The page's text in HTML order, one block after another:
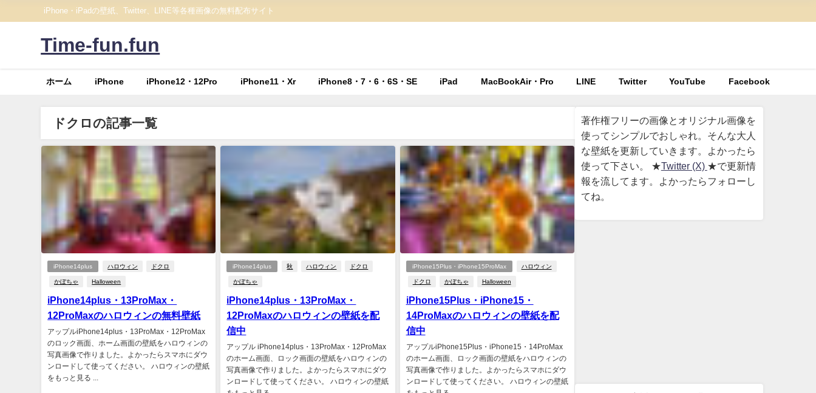
iPhone・iPadの壁紙、Twitter、LINE等各種画像の無料配布サイト
Time-fun.fun
ホーム iPhone iPhone12・12Pro iPhone11・Xr iPhone8・7・6・6S・SE iPad MacBookAir・Pro LINE Twitter YouTube Facebook
ドクロの記事一覧
iPhone14plus ハロウィン ドクロ
かぼちゃ Halloween
iPhone14plus・13ProMax・
12ProMaxのハロウィンの無料壁紙
アップルiPhone14plus・13ProMax・12ProMax
のロック画面、ホーム画面の壁紙をハロウィンの
写真画像で作りました。よかったらスマホにダウ
ンロードして使ってください。 ハロウィンの壁紙
をもっと見る ...
iPhone14plus 秋 ハロウィン ドクロ
かぼちゃ
iPhone14plus・13ProMax・
12ProMaxのハロウィンの壁紙を配
信中
アップル iPhone14plus・13ProMax・12ProMax
のホーム画面、ロック画面の壁紙をハロウィンの
写真画像で作りました。よかったらスマホにダウ
ンロードして使ってください。 ハロウィンの壁紙
iPhone15Plus・iPhone15ProMax ハロウィン
ドクロ かぼちゃ Halloween
iPhone15Plus・iPhone15・
14ProMaxのハロウィンの壁紙を配
信中
アップルiPhone15Plus・iPhone15・14ProMax
のホーム画面、ロック画面の壁紙をハロウィンの
写真画像で作りました。よかったらスマホにダウ
ンロードして使ってください。 ハロウィンの壁紙
著作権フリーの画像とオリジナル画像を
使ってシンプルでおしゃれ。そんな大人
な壁紙を更新していきます。よかったら
使って下さい。 ★Twitter (X) ★で更新情
報を流してます。よかったらフォローし
てね。